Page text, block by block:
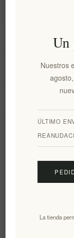
Suscribirse
Un
Nuestros
ÚLTIMO
La tienda